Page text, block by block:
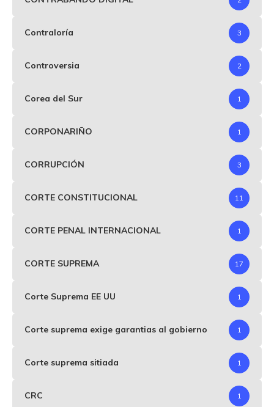
Contraloría 3
Controversia 2
Corea del Sur 1
CORPONARIÑO 1
CORRUPCIÓN 3
CORTE CONSTITUCIONAL 11
CORTE PENAL INTERNACIONAL 1
CORTE SUPREMA 17
Corte Suprema EE UU 1
Corte suprema exige garantias al gobierno 1
Corte suprema sitiada 1
CRC 1